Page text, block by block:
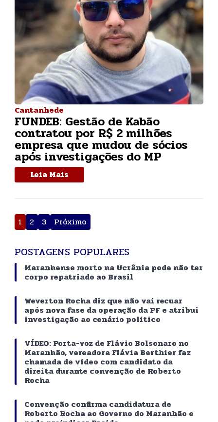
Cantanhede
FUNDEB: Gestão de Kabão
contratou por R$ 2 milhões
empresa que mudou de sócios
após investigações do MP
Leia Mais
Paginação
de
1 2 3 Próximo
POSTAGENS POPULARES
Maranhense morto na Ucrânia pode não ter
corpo repatriado ao Brasil
Weverton Rocha diz que não vai recuar
após nova fase da operação da PF e atribui
investigação ao cenário político
VÍDEO: Porta-voz de Flávio Bolsonaro no
Maranhão, vereadora Flávia Berthier faz
chamada de vídeo com candidato da
direita durante convenção de Roberto
Rocha
Convenção confirma candidatura de
Roberto Rocha ao Governo do Maranhão e